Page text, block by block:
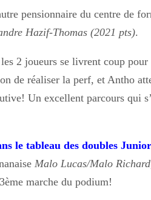
pensionnaire du centre de
Hazif-Thomas (2021 pts).
2 joueurs se livrent coup
de réaliser la perf, et Antho
Un excellent parcours qui
le tableau des doubles
Malo Lucas/Malo Richard
marche du podium!